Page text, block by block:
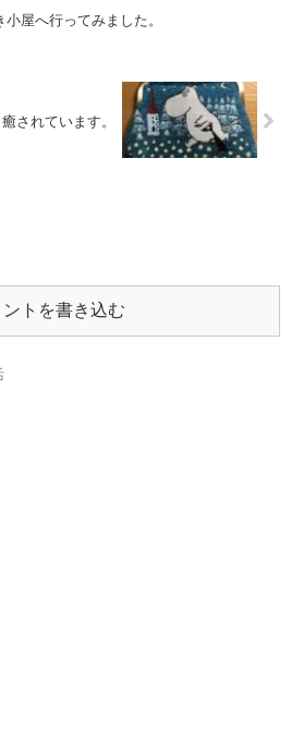
小屋へ行ってみました。
されています。
ントを書き込む